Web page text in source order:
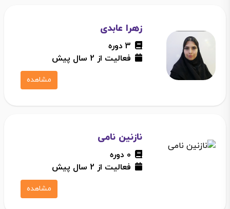
زهرا عابدی
3 دوره
فعالیت از 2 سال پیش
مشاهده
نازنین نامی
0 دوره
فعالیت از 2 سال پیش
مشاهده